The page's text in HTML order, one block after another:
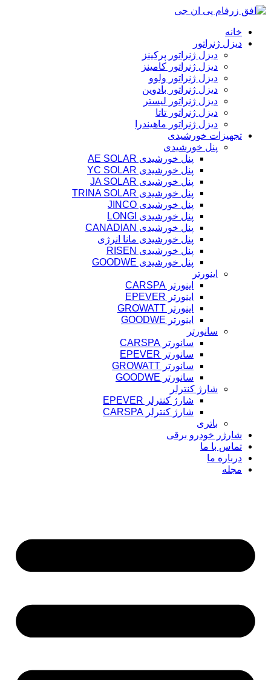
پرش
محتوا
خانه
دیزل ژنراتور
دیزل ژنراتور پرکینز
دیزل ژنراتور کامینز
دیزل ژنراتور ولوو
دیزل ژنراتور بادوین
دیزل ژنراتور لیستر
دیزل ژنراتور تاتا
دیزل ژنراتور ماهیندرا
تجهیزات خورشیدی
پنل خورشیدی
پنل خورشیدی AE SOLAR
پنل خورشیدی YC SOLAR
پنل خورشیدی JA SOLAR
پنل خورشیدی TRINA SOLAR
پنل خورشیدی JINCO
پنل خورشیدی LONGI
پنل خورشیدی CANADIAN
پنل خورشیدی مانا انرژی
پنل خورشیدی RISEN
پنل خورشیدی GOODWE
اینورتر
اینورتر CARSPA
اینورتر EPEVER
اینورتر GROWATT
اینورتر GOODWE
سانورتر
سانورتر CARSPA
سانورتر EPEVER
سانورتر GROWATT
سانورتر GOODWE
شارژ کنترلر
شارژ کنترلر EPEVER
شارژ کنترلر CARSPA
باتری
شارژر خودرو برقی
تماس با ما
درباره ما
مجله